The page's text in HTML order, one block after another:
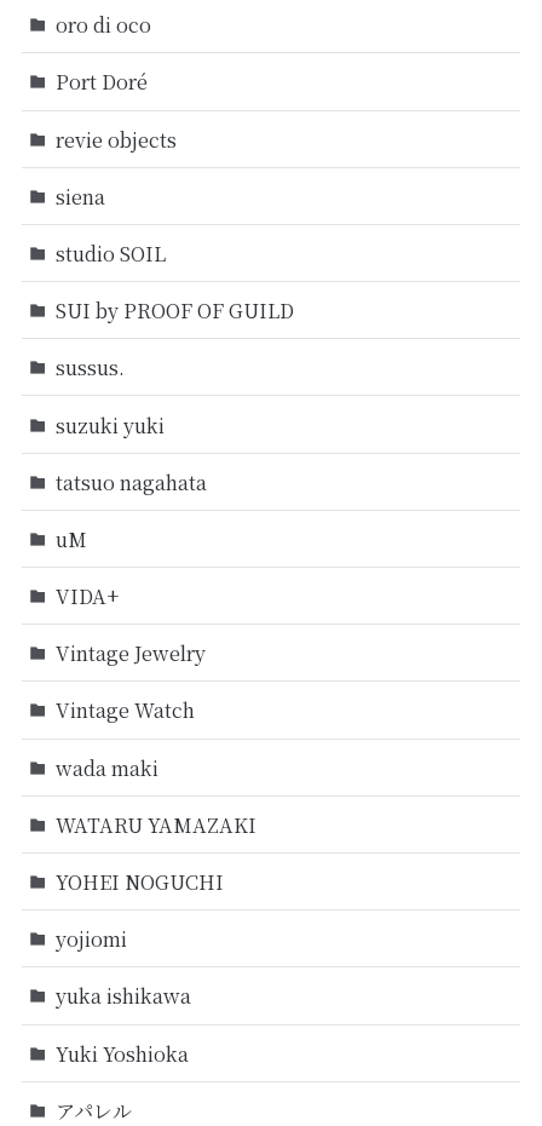
oro di oco
Port Doré
revie objects
siena
studio SOIL
SUI by PROOF OF GUILD
sussus.
suzuki yuki
tatsuo nagahata
uM
VIDA+
Vintage Jewelry
Vintage Watch
wada maki
WATARU YAMAZAKI
YOHEI NOGUCHI
yojiomi
yuka ishikawa
Yuki Yoshioka
アパレル